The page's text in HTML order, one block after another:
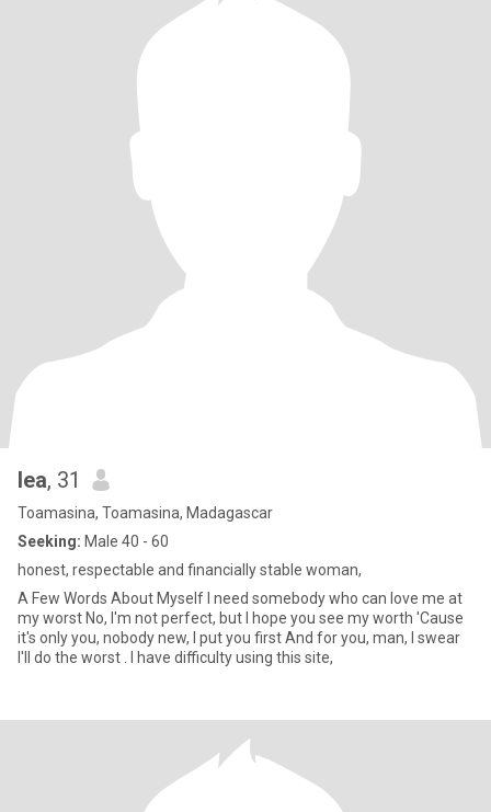
lea, 31
Toamasina, Toamasina, Madagascar
Seeking: Male 40 - 60
honest, respectable and financially stable woman,
A Few Words About Myself I need somebody who can love me at
my worst No, I'm not perfect, but I hope you see my worth 'Cause
it's only you, nobody new, I put you first And for you, man, I swear
I'll do the worst . I have difficulty using this site,